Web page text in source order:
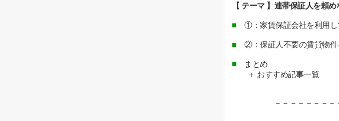
【 テーマ 】連帯保証人を頼
■ ①：家賃保証会社を利用し
■ ②：保証人不要の賃貸物件
■ まとめ
＋ おすすめ記事一覧
－－－－－－－－